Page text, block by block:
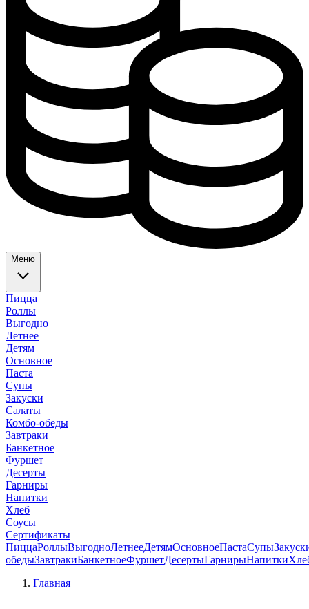
Меню
Пицца
Роллы
Выгодно
Летнее
Детям
Основное
Паста
Супы
Закуски
Салаты
Комбо-обеды
Завтраки
Банкетное
Фуршет
Десерты
Гарниры
Напитки
Хлеб
Соусы
Сертификаты
ПиццаРоллыВыгодноЛетнееДетямОсновноеПастаСупы
обедыЗавтракиБанкетноеФуршетДесертыГарнирыНапитки
Главная